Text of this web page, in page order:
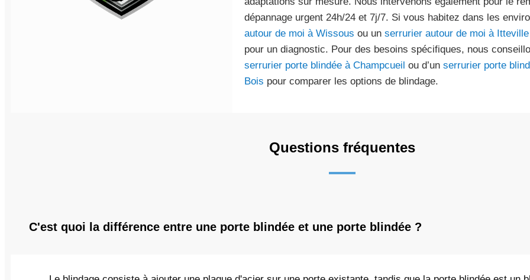
dépannage urgent 24h/24 et 7j/7. Si vous habitez dans les
autour de moi à Wissous ou un serrurier autour de moi à Itteville
pour un diagnostic. Pour des besoins spécifiques, nous
serrurier porte blindée à Champcueil ou d’un serrurier porte
Bois pour comparer les options de blindage.
Questions fréquentes
C'est quoi la différence entre une porte blindée et une porte blindée ?